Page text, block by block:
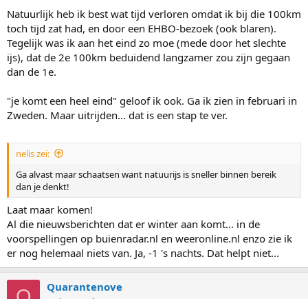
Natuurlijk heb ik best wat tijd verloren omdat ik bij die 100km
toch tijd zat had, en door een EHBO-bezoek (ook blaren).
Tegelijk was ik aan het eind zo moe (mede door het slechte
ijs), dat de 2e 100km beduidend langzamer zou zijn gegaan
dan de 1e.
"je komt een heel eind" geloof ik ook. Ga ik zien in februari in
Zweden. Maar uitrijden... dat is een stap te ver.
nelis zei:
Ga alvast maar schaatsen want natuurijs is sneller binnen bereik
dan je denkt!
Laat maar komen!
Al die nieuwsberichten dat er winter aan komt... in de
voorspellingen op buienradar.nl en weeronline.nl enzo zie ik
er nog helemaal niets van. Ja, -1 's nachts. Dat helpt niet...
Quarantenove